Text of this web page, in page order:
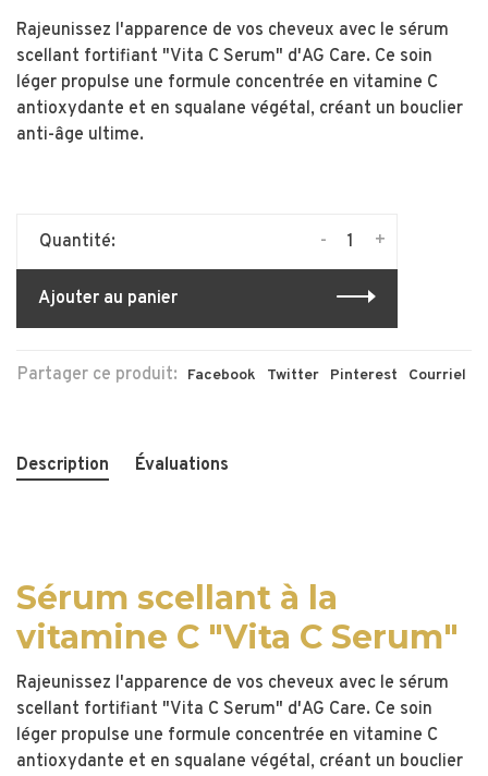
Rajeunissez l'apparence de vos cheveux avec le sérum
scellant fortifiant "Vita C Serum" d'AG Care. Ce soin
léger propulse une formule concentrée en vitamine C
antioxydante et en squalane végétal, créant un bouclier
anti-âge ultime.
Quantité: +
-
Ajouter au panier
Partager ce produit: Facebook Twitter Pinterest Courriel
Description Évaluations
Sérum scellant à la
vitamine C "Vita C Serum"
Rajeunissez l'apparence de vos cheveux avec le sérum
scellant fortifiant "Vita C Serum" d'AG Care. Ce soin
léger propulse une formule concentrée en vitamine C
antioxydante et en squalane végétal, créant un bouclier